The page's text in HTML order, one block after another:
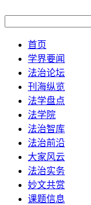
首页
学界要闻
法治论坛
刊海纵览
法学盘点
法学院
法治智库
法治前沿
大家风云
法治实务
妙文共赏
课题信息